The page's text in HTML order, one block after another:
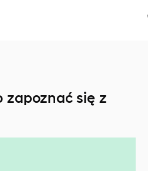
zapoznać się z